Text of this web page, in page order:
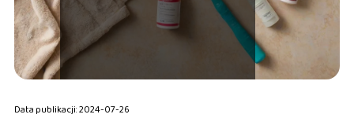
Data publikacji: 2024-07-26